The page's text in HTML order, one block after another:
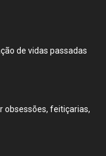
de vidas passadas
obsessões, feitiçarias,